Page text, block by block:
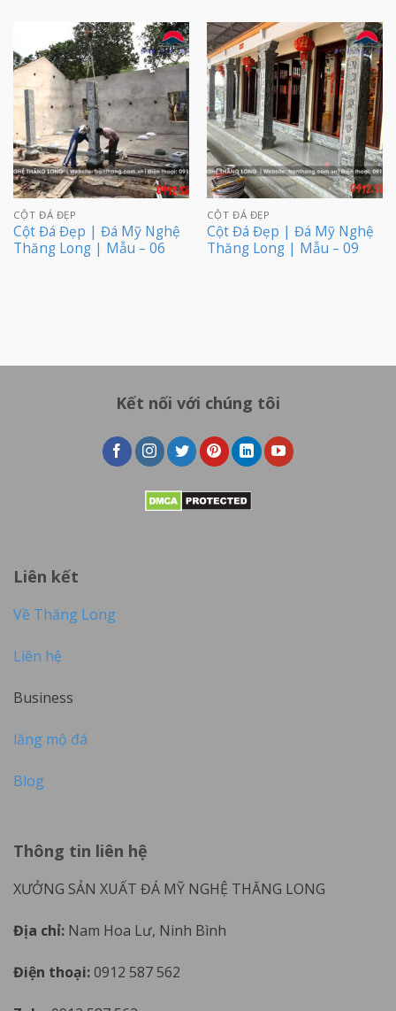
CỘT ĐÁ ĐẸP
Cột Đá Đẹp | Đá Mỹ Nghệ
Thăng Long | Mẫu – 06
CỘT ĐÁ ĐẸP
Cột Đá Đẹp | Đá Mỹ Nghệ
Thăng Long | Mẫu – 09
Kết nối với chúng tôi
Liên kết
Về Thăng Long
Liên hệ
Business
lăng mộ đá
Blog
Thông tin liên hệ
XƯỞNG SẢN XUẤT ĐÁ MỸ NGHỆ THĂNG LONG
Địa chỉ: Nam Hoa Lư, Ninh Bình
Điện thoại:0912 587 562